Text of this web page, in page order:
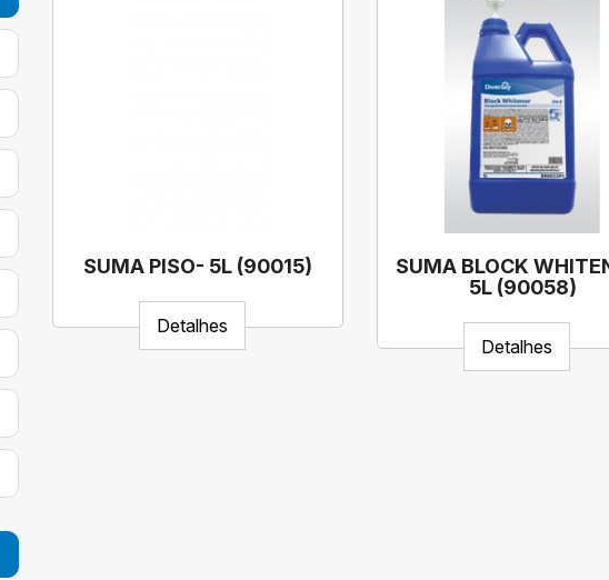
SUMA PISO- 5L (90015)
Detalhes
SUMA BLOCK
5L (90058)
Detalhes